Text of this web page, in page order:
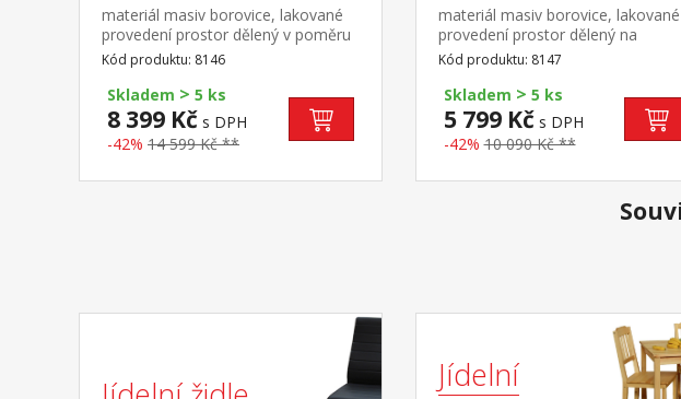
materiál masiv borovice, lakované
provedení prostor dělený v poměru
2:1, v pravé části větší dvířka, 2
police v levé části 2 menší dvířka, 1
police, 2 zásuvky s kovovými
pojezdy
Kód produktu: 8146
Skladem > 5 ks
8 399 Kč s DPH
-42% 14 599 Kč **
materiál masiv borovice, lakované
provedení prostor dělený na
poloviny, v pravé části větší dvířka,
2 police v levé části menší dvířka, 1
police, 2 zásuvky s kovovými
pojezdy
Kód produktu: 8147
Skladem > 5 ks
5 799 Kč s DPH
-42% 10 090 Kč **
Jídelní